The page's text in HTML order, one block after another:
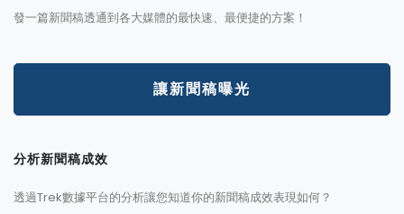
發一篇新聞稿透通到各大媒體的最快速、最便捷的方案！
讓新聞稿曝光
分析新聞稿成效
透過Trek數據平台的分析讓您知道你的新聞稿成效表現如何？